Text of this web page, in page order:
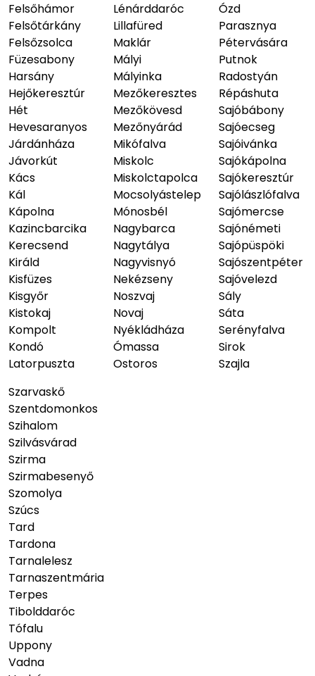
Felsőhámor
Felsőtárkány
Felsőzsolca
Füzesabony
Harsány
Hejőkeresztúr
Hét
Hevesaranyos
Járdánháza
Jávorkút
Kács
Kál
Kápolna
Kazincbarcika
Kerecsend
Királd
Kisfüzes
Kisgyőr
Kistokaj
Kompolt
Kondó
Latorpuszta
Lénárddaróc
Lillafüred
Maklár
Mályi
Mályinka
Mezőkeresztes
Mezőkövesd
Mezőnyárád
Mikófalva
Miskolc
Miskolctapolca
Mocsolyástelep
Mónosbél
Nagybarca
Nagytálya
Nagyvisnyó
Nekézseny
Noszvaj
Novaj
Nyékládháza
Ómassa
Ostoros
Ózd
Parasznya
Pétervására
Putnok
Radostyán
Répáshuta
Sajóbábony
Sajóecseg
Sajóivánka
Sajókápolna
Sajókeresztúr
Sajólászlófalva
Sajómercse
Sajónémeti
Sajópüspöki
Sajószentpéter
Sajóvelezd
Sály
Sáta
Serényfalva
Sirok
Szajla
Szarvaskő
Szentdomonkos
Szihalom
Szilvásvárad
Szirma
Szirmabesenyő
Szomolya
Szúcs
Tard
Tardona
Tarnalelesz
Tarnaszentmária
Terpes
Tibolddaróc
Tófalu
Uppony
Vadna